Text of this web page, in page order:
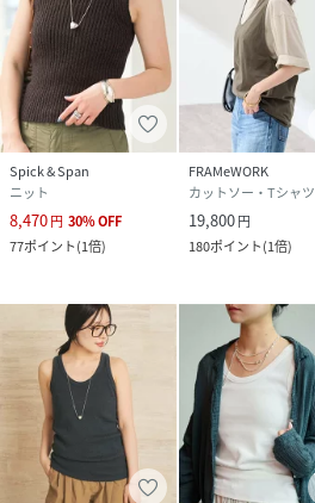
Spick & Span
ニット
8,470円 30%OFF
77ポイント(1倍)
FRAMeWORK
カットソー・Tシャツ
19,800円
180ポイント(1倍)